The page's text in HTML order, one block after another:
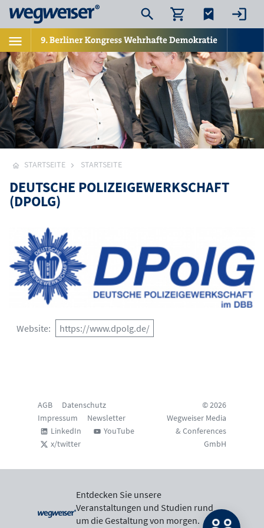
STARTSEITE STARTSEITE
DEUTSCHE POLIZEIGEWERKSCHAFT
(DPOLG)
Website https://www.dpolg.de/
AGB
Datenschutz
Impressum
Newsletter
LinkedIn
YouTube
x/twitter
© 2026
Wegweiser Media
& Conferences
GmbH
Entdecken Sie unsere
Veranstaltungen und Studien rund
um die Gestaltung von morgen.